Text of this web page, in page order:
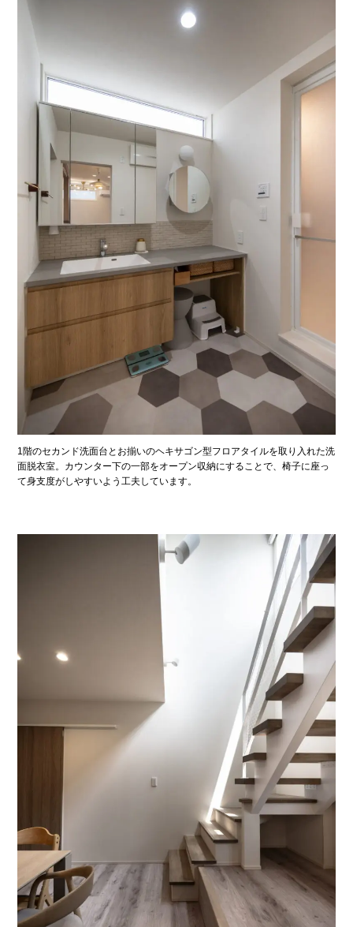
1階のセカンド洗面台とお揃いのヘキサゴン型フロアタイルを取り入れた洗
面脱衣室。カウンター下の一部をオープン収納にすることで、椅子に座っ
て身支度がしやすいよう工夫しています。